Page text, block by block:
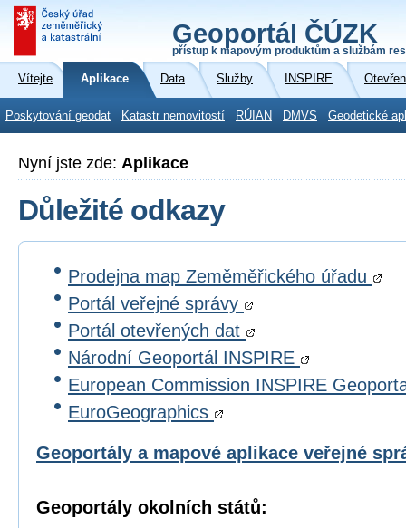
Geoportál ČÚZK
přístup k mapovým produktům a službám
Vítejte Aplikace Data Služby INSPIRE
Poskytování geodat Katastr nemovitostí RÚIAN DMVS Geodetické
Nyní jste zde: Aplikace
Důležité odkazy
Prodejna map Zeměměřického úřadu
Portál veřejné správy
Portál otevřených dat
Národní Geoportál INSPIRE
European Commission INSPIRE
EuroGeographics
Geoportály a mapové aplikace veřejné
Geoportály okolních států: